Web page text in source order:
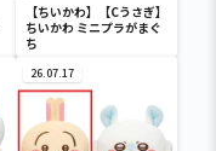
【ちいかわ】【Cうさぎ】
ちいかわ ミニプラがまぐ
ち
26.07.17